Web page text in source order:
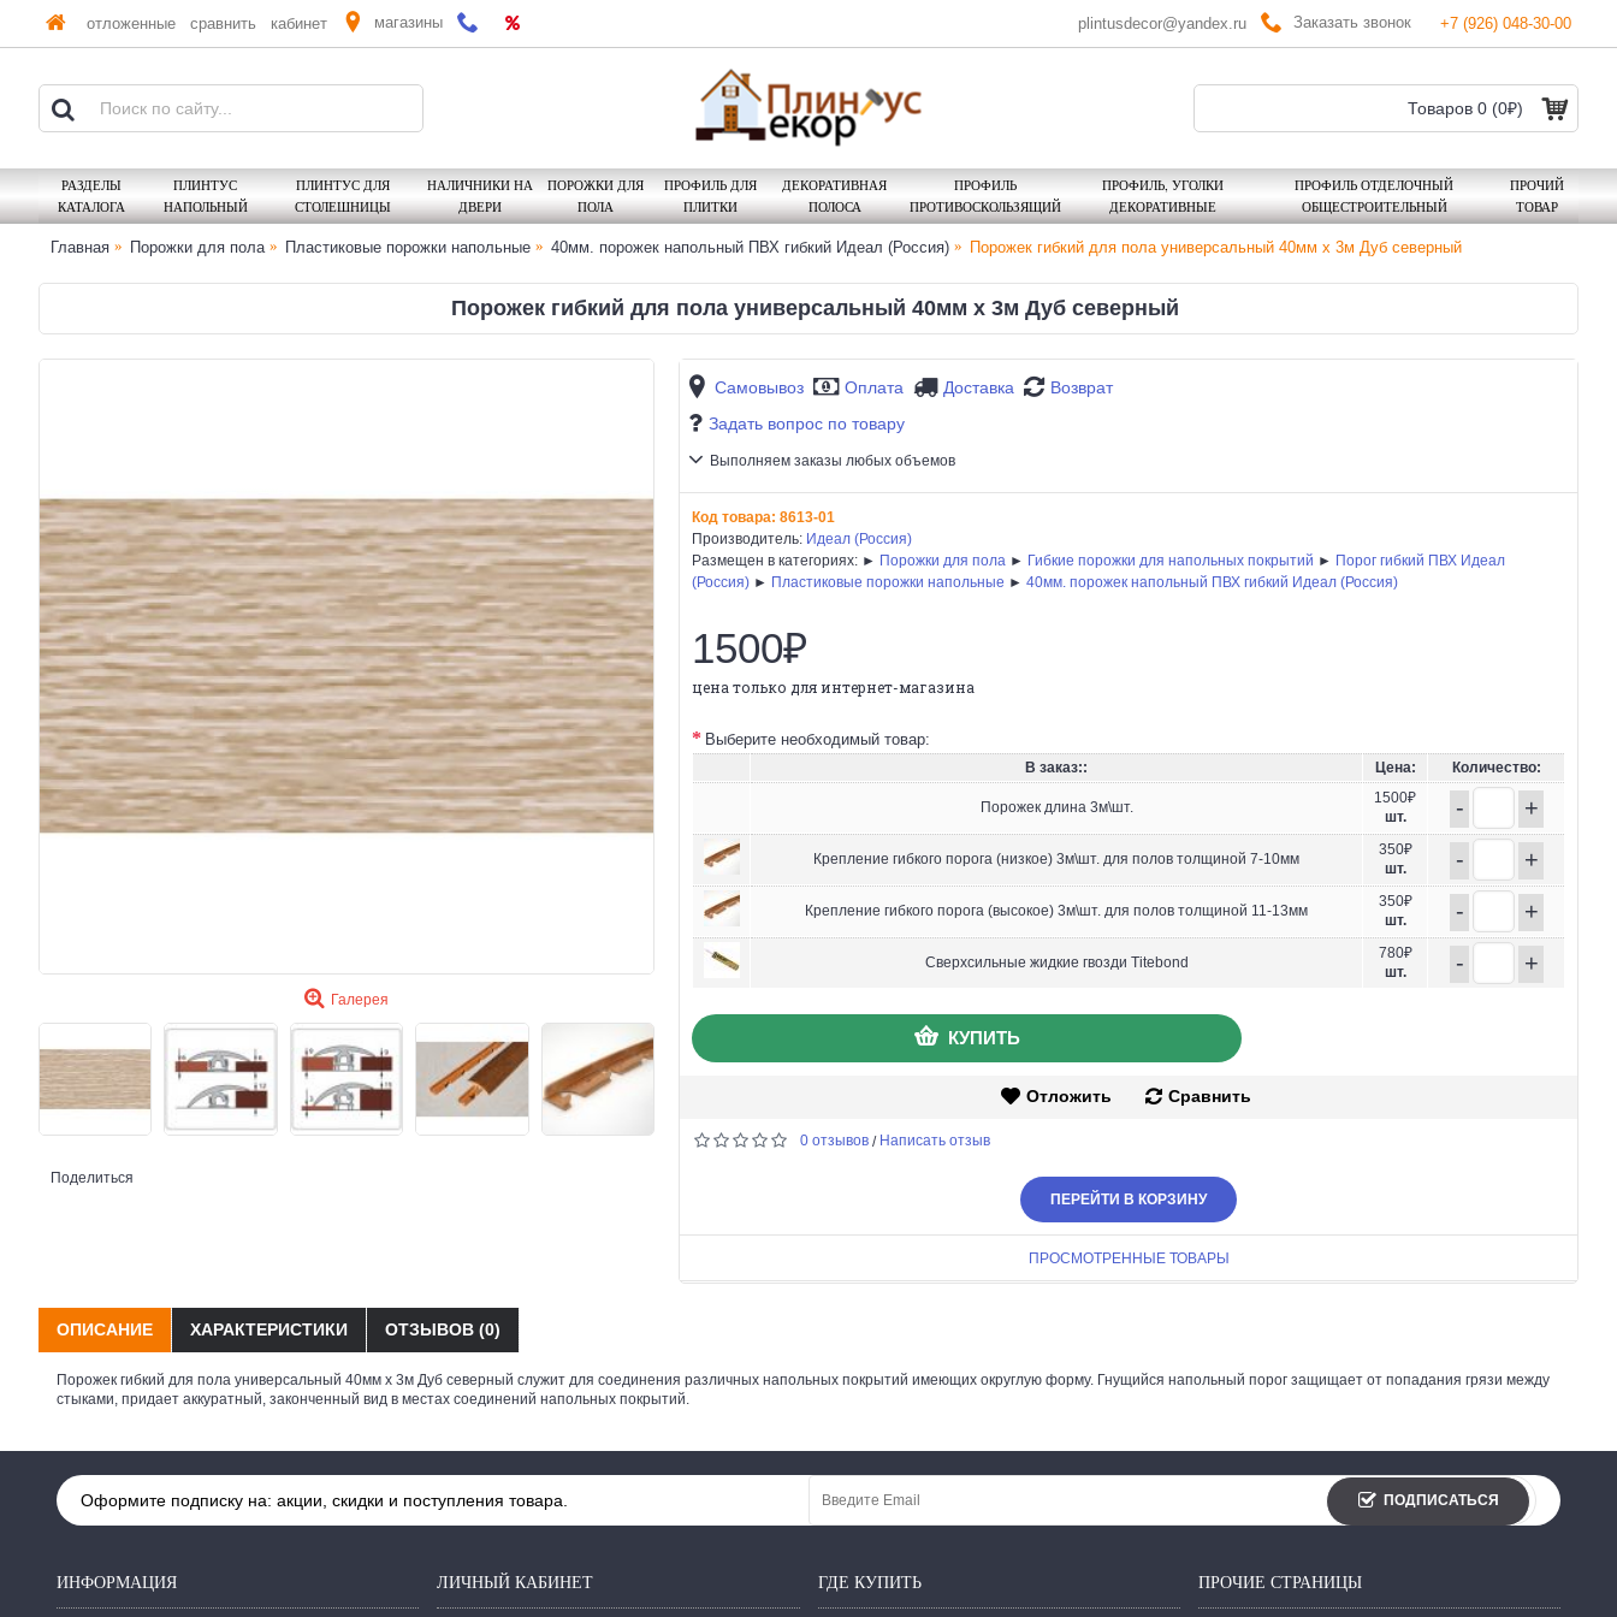
отложенные сравнить кабинет магазины plintusdecor@yandex.ru Заказать звонок +7 (926) 048-30-00
Товаров 0 (0₽)
РАЗДЕЛЫ
КАТАЛОГА
ПЛИНТУС
НАПОЛЬНЫЙ
ПЛИНТУС ДЛЯ
СТОЛЕШНИЦЫ
НАЛИЧНИКИ НА
ДВЕРИ
ПОРОЖКИ ДЛЯ
ПОЛА
ПРОФИЛЬ ДЛЯ
ПЛИТКИ
ДЕКОРАТИВНАЯ
ПОЛОСА
ПРОФИЛЬ
ПРОТИВОСКОЛЬЗЯЩИЙ
ПРОФИЛЬ, УГОЛКИ
ДЕКОРАТИВНЫЕ
ПРОФИЛЬ ОТДЕЛОЧНЫЙ
ОБЩЕСТРОИТЕЛЬНЫЙ
ПРОЧИЙ
ТОВАР
Главная Порожки для пола Пластиковые порожки напольные 40мм. порожек напольный ПВХ гибкий Идеал (Россия) Порожек гибкий для пола универсальный 40мм х 3м Дуб северный
Порожек гибкий для пола универсальный 40мм х 3м Дуб северный
Галерея
Поделиться
Самовывоз Оплата Доставка
Возврат
Задать вопрос по товару
Выполняем заказы любых объемов
Код товара: 8613-01
Производитель: Идеал (Россия)
Размещен в категориях: ► Порожки для пола ► Гибкие порожки для напольных покрытий ► Порог гибкий ПВХ Идеал
(Россия) ► Пластиковые порожки напольные ► 40мм. порожек напольный ПВХ гибкий Идеал (Россия)
1500₽
цена только для интернет-магазина
Выберите необходимый товар:
В заказ:: Цена: Количество:
Порожек длина 3м\шт.
1500₽
шт.
- +
Крепление гибкого порога (низкое) 3м\шт. для полов толщиной 7-10мм
350₽
шт.
- +
Крепление гибкого порога (высокое) 3м\шт. для полов толщиной 11-13мм
350₽
шт.
- +
Сверхсильные жидкие гвозди Titebond
780₽
шт.
- +
КУПИТЬ
Отложить Сравнить
0 отзывов / Написать отзыв
ПЕРЕЙТИ В КОРЗИНУ
ПРОСМОТРЕННЫЕ ТОВАРЫ
ОПИСАНИЕ ХАРАКТЕРИСТИКИ ОТЗЫВОВ (0)
Порожек гибкий для пола универсальный 40мм х 3м Дуб северный служит для соединения различных напольных покрытий имеющих округлую форму. Гнущийся напольный порог защищает от попадания грязи между
стыками, придает аккуратный, законченный вид в местах соединений напольных покрытий.
Оформите подписку на: акции, скидки и поступления товара. ПОДПИСАТЬСЯ
ИНФОРМАЦИЯ ЛИЧНЫЙ КАБИНЕТ ГДЕ КУПИТЬ ПРОЧИЕ СТРАНИЦЫ